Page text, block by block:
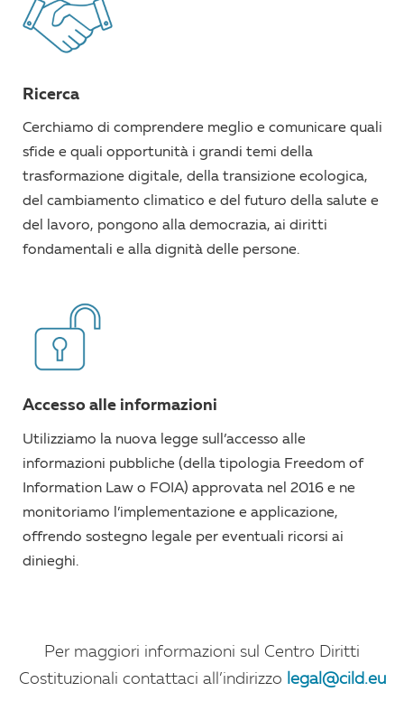
Ricerca
Cerchiamo di comprendere meglio e comunicare quali
sfide e quali opportunità i grandi temi della
trasformazione digitale, della transizione ecologica,
del cambiamento climatico e del futuro della salute e
del lavoro, pongono alla democrazia, ai diritti
fondamentali e alla dignità delle persone.
Accesso alle informazioni
Utilizziamo la nuova legge sull’accesso alle
informazioni pubbliche (della tipologia Freedom of
Information Law o FOIA) approvata nel 2016 e ne
monitoriamo l’implementazione e applicazione,
offrendo sostegno legale per eventuali ricorsi ai
dinieghi.
Per maggiori informazioni sul Centro Diritti
Costituzionali contattaci all’indirizzo legal@cild.eu